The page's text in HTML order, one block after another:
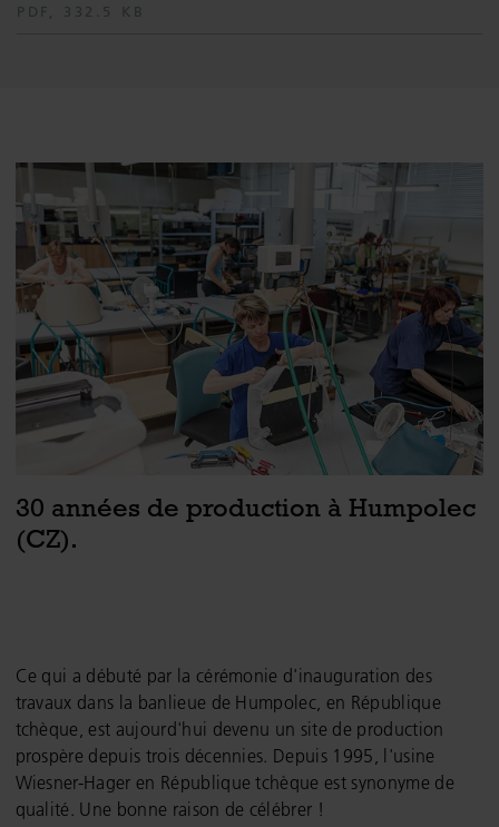
PDF, 332.5 KB
30 années de production à Humpolec
(CZ).
Ce qui a débuté par la cérémonie d'inauguration des
travaux dans la banlieue de Humpolec, en République
tchèque, est aujourd'hui devenu un site de production
prospère depuis trois décennies. Depuis 1995, l'usine
Wiesner-Hager en République tchèque est synonyme de
qualité. Une bonne raison de célébrer !